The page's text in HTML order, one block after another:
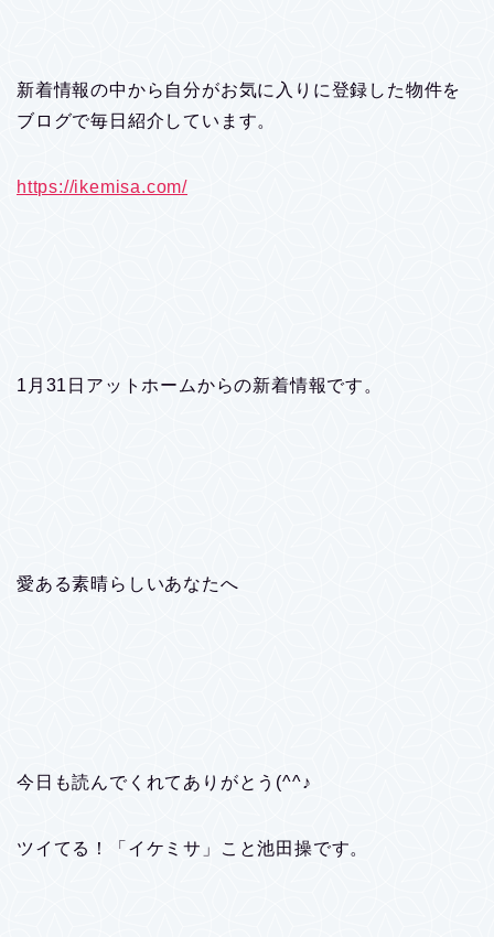
新着情報の中から自分がお気に入りに登録した物件を
ブログで毎日紹介しています。
https://ikemisa.com/
1月31日アットホームからの新着情報です。
愛ある素晴らしいあなたへ
今日も読んでくれてありがとう(^^♪
ツイてる！「イケミサ」こと池田操です。